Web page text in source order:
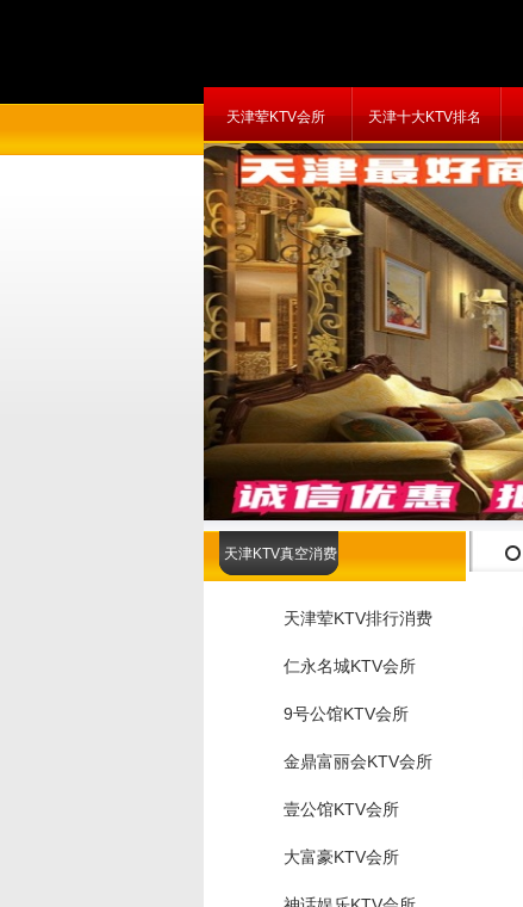
天津荤KTV会所 天津十大KTV排名
天津KTV真空消费
天津荤KTV排行消费
仁永名城KTV会所
9号公馆KTV会所
金鼎富丽会KTV会所
壹公馆KTV会所
大富豪KTV会所